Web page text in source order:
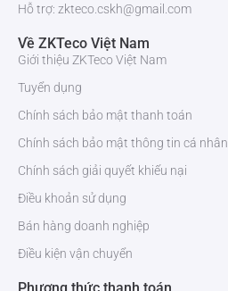
Hỗ trợ: zkteco.cskh@gmail.com
Về ZKTeco Việt Nam
Giới thiệu ZKTeco Việt Nam
Tuyển dụng
Chính sách bảo mật thanh toán
Chính sách bảo mật thông tin cá nhân
Chính sách giải quyết khiếu nại
Điều khoản sử dụng
Bán hàng doanh nghiệp
Điều kiện vận chuyển